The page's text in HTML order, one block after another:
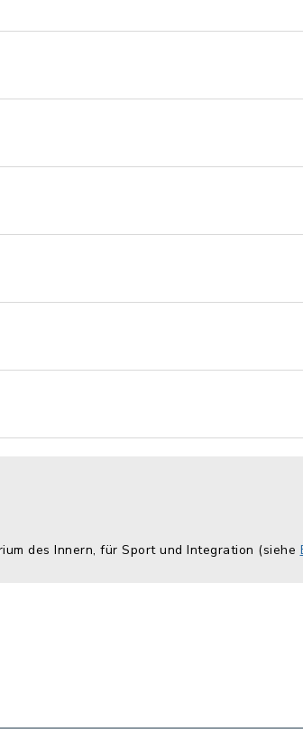
des Innern, für Sport und Integration (siehe